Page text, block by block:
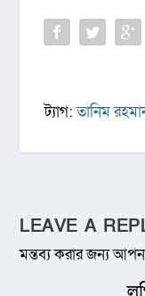
ট্যাগ:তানিম
LEAVE A
মন্তব্য করার জন্য